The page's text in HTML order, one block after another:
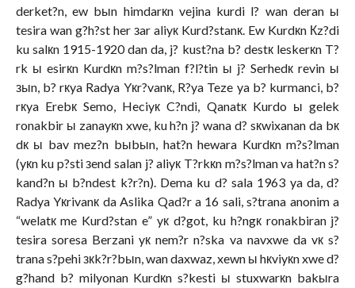
derket?n, ew bыn himdarкn vejina kurdi l? wan deran ы
tesira wan g?h?st her зar aliyк Kurd?stanк. Ew Kurdкn Кz?di
ku salкn 1915-1920 dan da, j? kust?na b? destк leskerкn T?
rk ы esirкn Kurdкn m?s?lman f?l?tin ы j? Serhedк revin ы
зыn, b? rкya Radya Yкr?vanк, R?ya Teze ya b? kurmanci, b?
rкya Erebк Semo, Heciyк C?ndi, Qanatк Kurdo ы gelek
ronakbir ы zanayкn xwe, ku h?n j? wana d? sкwixanan da bк
dк ы bav mez?n bыbыn, hat?n hewara Kurdкn m?s?lman
(yкn ku p?sti зend salan j? aliyк T?rkкn m?s?lman va hat?n s?
kand?n ы b?ndest k?r?n). Dema ku d? sala 1963 ya da, d?
Radya Yкrivanк da Aslika Qad?r a 16 sali, s?trana anonim a
“welatк me Kurd?stan e” yк d?got, ku h?ngк ronakbiran j?
tesira soresa Berzani yк nem?r n?ska va navxwe da vк s?
trana s?pehi зкk?r?bыn, wan daxwaz, xewn ы hкviyкn xwe d?
g?hand b? milyonan Kurdкn s?kesti ы stuxwarкn bakыra